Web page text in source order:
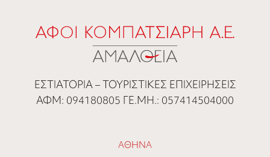
ΕΣΤΙΑΤΟΡΙΑ – ΤΟΥΡΙΣΤΙΚΕΣ ΕΠΙΧΕΙΡΗΣΕΙΣ
ΑΦΜ: 094180805 ΓΕ.ΜΗ.: 057414504000
ΑΘΗΝΑ